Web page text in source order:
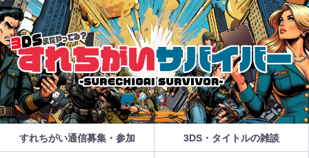
すれちがい通信募集・参加 3DS・タイトルの雑談